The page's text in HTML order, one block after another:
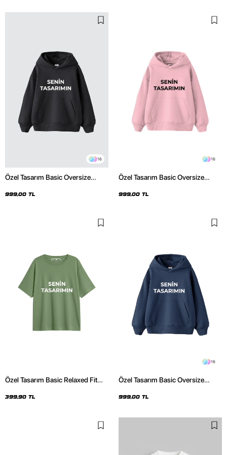
16
Özel Tasarım Basic Oversize
999,00 TL
16
Özel Tasarım Basic Oversize
999,00 TL
Özel Tasarım Basic Relaxed Fit
399,90 TL
16
Özel Tasarım Basic Oversize
999,00 TL